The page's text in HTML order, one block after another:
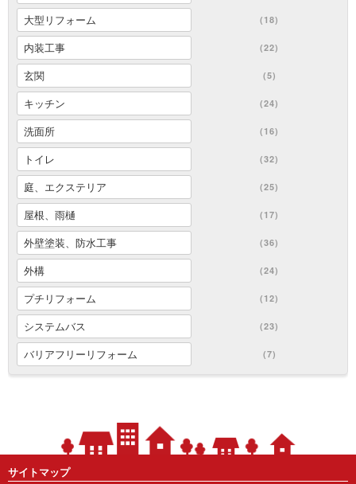
大型リフォーム (18)
内装工事 (22)
玄関 (5)
キッチン (24)
洗面所 (16)
トイレ (32)
庭、エクステリア (25)
屋根、雨樋 (17)
外壁塗装、防水工事 (36)
外構 (24)
プチリフォーム (12)
システムバス (23)
バリアフリーリフォーム (7)
サイトマップ